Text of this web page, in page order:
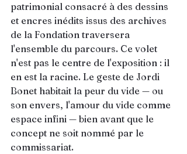
patrimonial consacré à des dessins
et encres inédits issus des archives
de la Fondation traversera
l'ensemble du parcours. Ce volet
n'est pas le centre de l'exposition : il
en est la racine. Le geste de Jordi
Bonet habitait la peur du vide — ou
son envers, l'amour du vide comme
espace infini — bien avant que le
concept ne soit nommé par le
commissariat.